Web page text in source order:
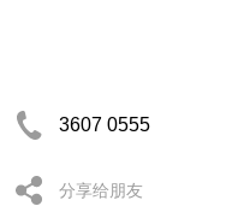
3607 0555
分享给朋友